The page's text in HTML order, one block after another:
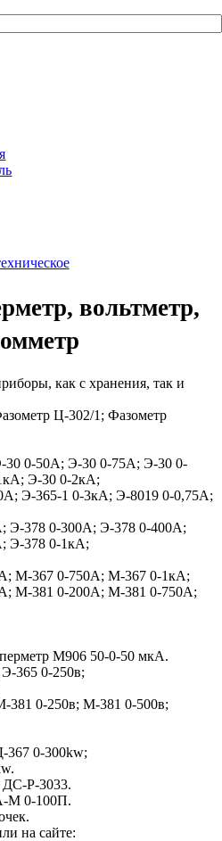
вольтметр,
как с хранения, так и
Ц-302/1; Фазометр
0-50А; Э-30 0-75А; Э-30 0-
Э-30 0-2кА;
Э-365-1 0-3кА; Э-8019 0-0,75А;
Э-378 0-300А; Э-378 0-400А;
Э-378 0-1кА;
М-367 0-750А; М-367 0-1кА;
М-381 0-200А; М-381 0-750А;
М906 50-0-50 мкА.
365 0-250в;
0-250в; М-381 0-500в;
367 0-300kw;
ДС-Р-3033.
М 0-100П.
на сайте: